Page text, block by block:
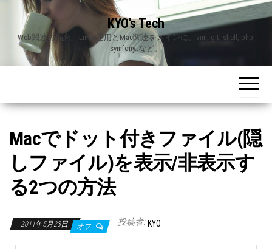
content
KYO's Tech
Web関連の備忘。Linux運用とMac関連をメインに、vim, git, shell, php,
symfony..など。
Macでドット付きファイル(隠
しファイル)を表示/非表示す
る2つの方法
2011年5月23日 オフ 投稿者: KYO